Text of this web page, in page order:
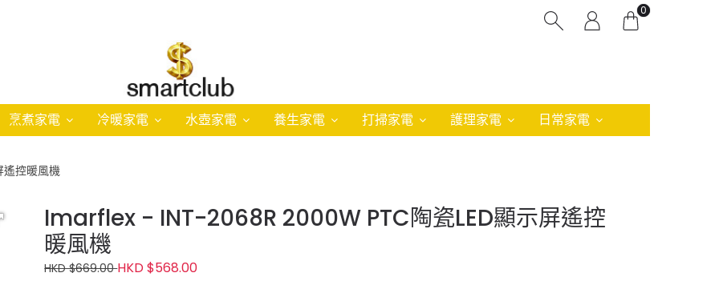
0
烹煮家電 冷暖家電 水壺家電 養生家電 打掃家電 護理家電 日常家電
控暖風機
Imarflex - INT-2068R 2000W PTC陶瓷LED顯示屏遙控
暖風機
HKD $669.00HKD $568.00